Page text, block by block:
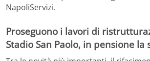
NapoliServizi.
Proseguono i lavori di
Stadio San Paolo, in pensione la